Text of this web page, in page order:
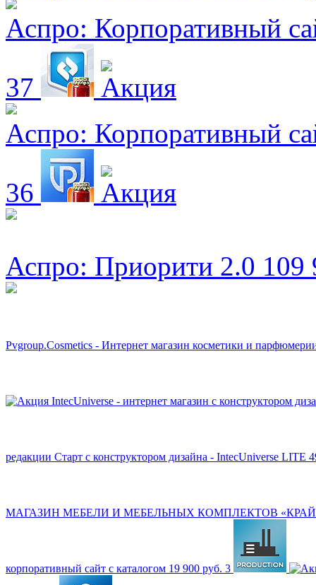
Аспро: Корпоративный
37
Аспро: Корпоративный
36
Аспро: Приорити 2.0 109
Pvgroup.Cosmetics - Интернет магазин косметики и
IntecUniverse - интернет магазин с конструктором
редакции Старт с конструктором дизайна - IntecUniverse LITE
МАГАЗИН МЕБЕЛИ И МЕБЕЛЬНЫХ КОМПЛЕКТОВ
корпоративный сайт с каталогом 19 900 руб. 3